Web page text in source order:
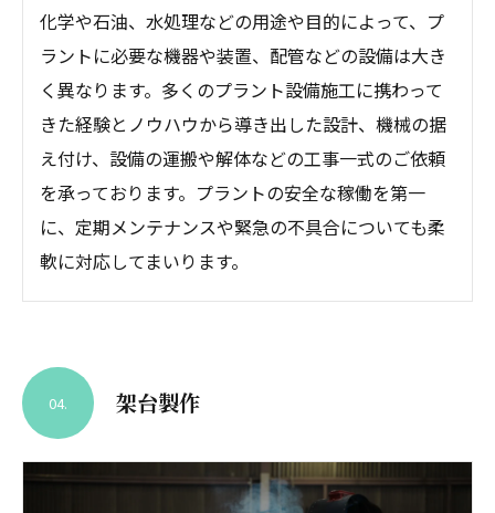
化学や石油、水処理などの用途や目的によって、プ
ラントに必要な機器や装置、配管などの設備は大き
く異なります。多くのプラント設備施工に携わって
きた経験とノウハウから導き出した設計、機械の据
え付け、設備の運搬や解体などの工事一式のご依頼
を承っております。プラントの安全な稼働を第一
に、定期メンテナンスや緊急の不具合についても柔
軟に対応してまいります。
架台製作
04.